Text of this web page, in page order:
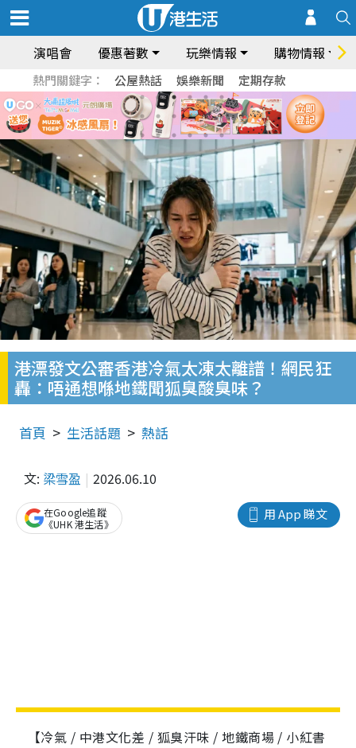
演唱會 優惠著數 玩樂情報 購物情報
熱門關鍵字： 公屋熱話 娛樂新聞 定期存款
港漂發文公審香港冷氣太凍太離譜！網民狂
轟：唔通想喺地鐵聞狐臭酸臭味？
首頁 生活話題 熱話
文: 梁雪盈 2026.06.10
用 App 睇文
在Google追蹤
《UHK 港生活》
【冷氣 / 中港文化差 / 狐臭汗味 / 地鐵商場 / 小紅書